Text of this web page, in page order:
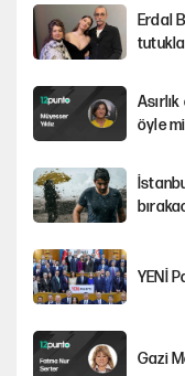
Erdal
öyle
YENİ
Gazi